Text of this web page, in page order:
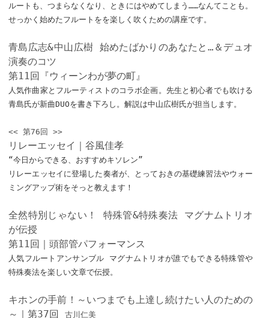
ルートも、つまらなくなり、ときにはやめてしまう……なんてことも。
せっかく始めたフルートをを楽しく吹くための講座です。
青島広志&中山広樹 始めたばかりのあなたと…＆デュオ
演奏のコツ
第11回『ウィーンわが夢の町』
人気作曲家とフルーティストのコラボ企画。先生と初心者でも吹ける
青島氏が新曲DUOを書き下ろし。解説は中山広樹氏が担当します。
<< 第76回 >>
リレーエッセイ｜谷風佳孝
“今日からできる、おすすめキソレン”
リレーエッセイに登場した奏者が、とっておきの基礎練習法やウォー
ミングアップ術をそっと教えます！
全然特別じゃない！ 特殊管&特殊奏法 マグナムトリオ
が伝授
第11回｜頭部管パフォーマンス
人気フルートアンサンブル マグナムトリオが誰でもできる特殊管や
特殊奏法を楽しい文章で伝授。
キホンの手前！～いつまでも上達し続けたい人のための
～｜第37回
古川仁美